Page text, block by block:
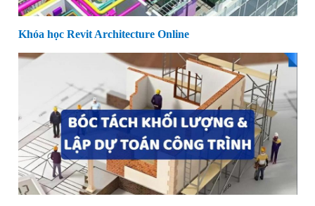
Khóa học Revit Architecture Online